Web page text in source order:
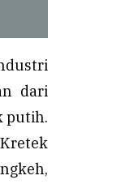
dari
putih.